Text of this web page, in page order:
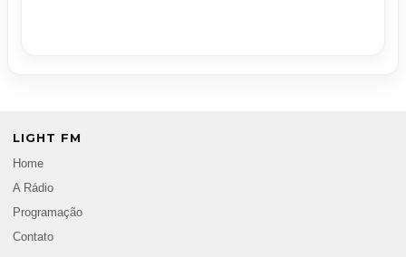
LIGHT FM
Home
A Rádio
Programação
Contato